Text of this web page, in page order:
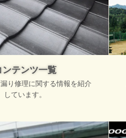
ンテンツ一覧
り修理に関する情報を紹介
しています。